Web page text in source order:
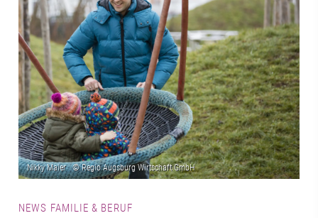
NEWS FAMILIE & BERUF